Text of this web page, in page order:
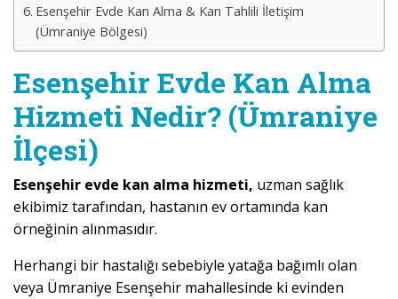
Esenşehir Evde Kan Alma & Kan Tahlili İletişim
(Ümraniye Bölgesi)
Esenşehir Evde Kan Alma
Hizmeti Nedir? (Ümraniye
İlçesi)
Esenşehir evde kan alma hizmeti, uzman sağlık
ekibimiz tarafından, hastanın ev ortamında kan
örneğinin alınmasıdır.
Herhangi bir hastalığı sebebiyle yatağa bağımlı olan
veya Ümraniye Esenşehir mahallesinde ki evinden